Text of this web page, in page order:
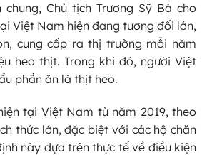
Chủ tịch Trương Sỹ Bá cho
Việt Nam hiện đang tương đối lớn,
cung cấp ra thị trường mỗi năm
heo thịt. Trong khi đó, người Việt
phần ăn là thịt heo.
tại Việt Nam từ năm 2019, theo
thức lớn, đặc biệt với các hộ chăn
này dựa trên thực tế về điều kiện